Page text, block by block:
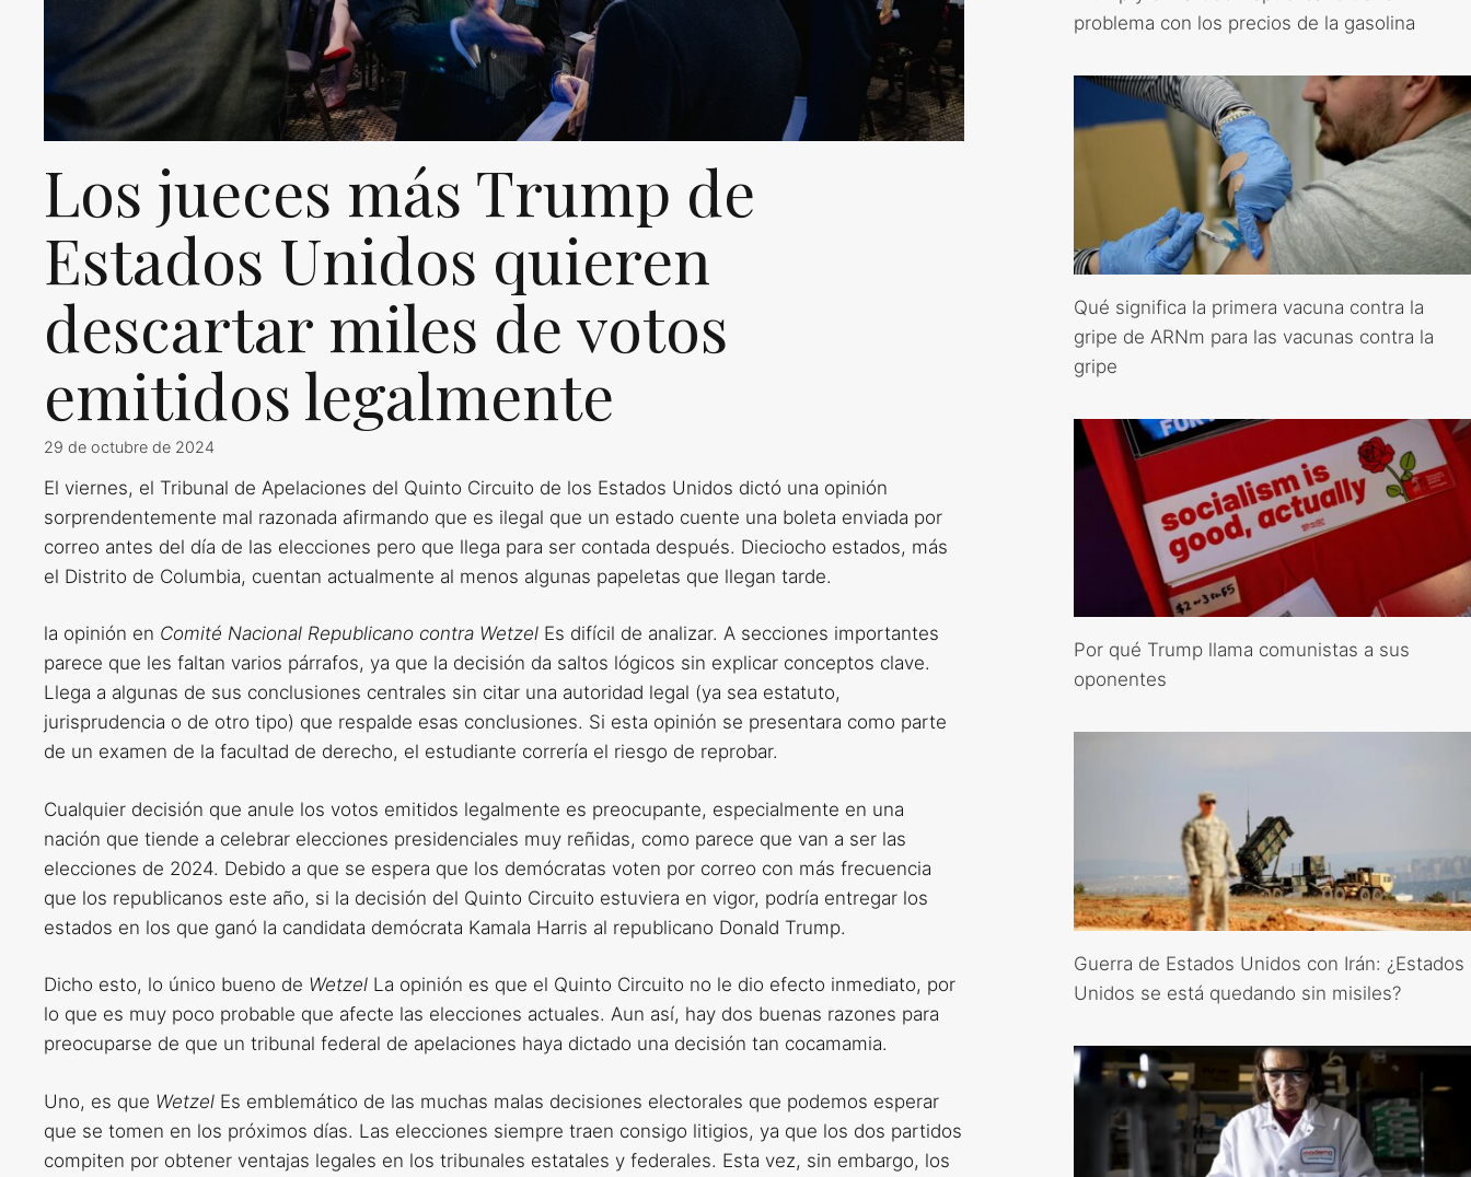
Los jueces más Trump de
Estados Unidos quieren
descartar miles de votos
emitidos legalmente
29 de octubre de 2024
El viernes, el Tribunal de Apelaciones del Quinto Circuito de los Estados Unidos dictó una opinión
sorprendentemente mal razonada afirmando que es ilegal que un estado cuente una boleta enviada por
correo antes del día de las elecciones pero que llega para ser contada después. Dieciocho estados, más
el Distrito de Columbia, cuentan actualmente al menos algunas papeletas que llegan tarde.
la opinión en Comité Nacional Republicano contra Wetzel Es difícil de analizar. A secciones importantes
parece que les faltan varios párrafos, ya que la decisión da saltos lógicos sin explicar conceptos clave.
Llega a algunas de sus conclusiones centrales sin citar una autoridad legal (ya sea estatuto,
jurisprudencia o de otro tipo) que respalde esas conclusiones. Si esta opinión se presentara como parte
de un examen de la facultad de derecho, el estudiante correría el riesgo de reprobar.
Cualquier decisión que anule los votos emitidos legalmente es preocupante, especialmente en una
nación que tiende a celebrar elecciones presidenciales muy reñidas, como parece que van a ser las
elecciones de 2024. Debido a que se espera que los demócratas voten por correo con más frecuencia
que los republicanos este año, si la decisión del Quinto Circuito estuviera en vigor, podría entregar los
estados en los que ganó la candidata demócrata Kamala Harris al republicano Donald Trump.
Dicho esto, lo único bueno de Wetzel La opinión es que el Quinto Circuito no le dio efecto inmediato, por
lo que es muy poco probable que afecte las elecciones actuales. Aun así, hay dos buenas razones para
preocuparse de que un tribunal federal de apelaciones haya dictado una decisión tan cocamamia.
Uno, es que Wetzel Es emblemático de las muchas malas decisiones electorales que podemos esperar
que se tomen en los próximos días. Las elecciones siempre traen consigo litigios, ya que los dos partidos
compiten por obtener ventajas legales en los tribunales estatales y federales. Esta vez, sin embargo, los
problema con los precios de la gasolina
Qué significa la primera vacuna contra la
gripe de ARNm para las vacunas contra la
gripe
Por qué Trump llama comunistas a sus
oponentes
Guerra de Estados Unidos con Irán: ¿Estados
Unidos se está quedando sin misiles?